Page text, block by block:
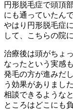
円形脱毛症で頭頂
にも通っていたん
やはり円形脱毛症
して、こちらの院
治療後は頭がちょ
なったという実感
発毛の方が進みだ
う効果がありまし
相談できるような
ところはどこにも